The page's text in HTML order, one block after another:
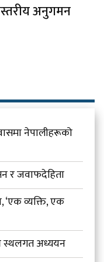
अनुगमन
नेपालीहरूको
र जवाफदेहिता
‘एक व्यक्ति, एक
स्थलगत अध्ययन